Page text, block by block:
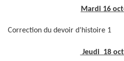
Mardi 16
Correction du devoir d’histoire 1
Jeudi 18